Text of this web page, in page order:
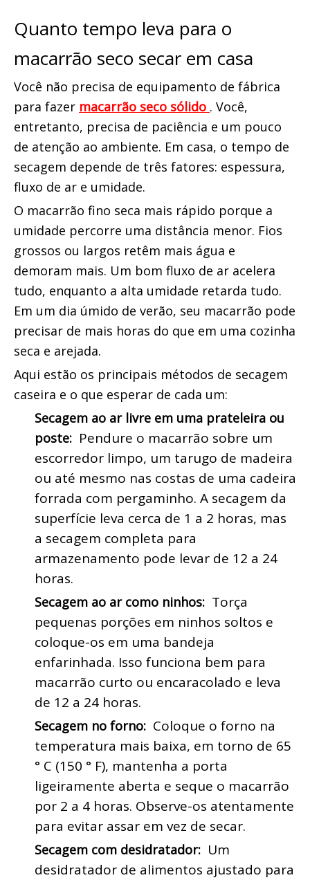
Quanto tempo leva para o
macarrão seco secar em casa
Você não precisa de equipamento de fábrica
para fazer macarrão seco sólido . Você,
entretanto, precisa de paciência e um pouco
de atenção ao ambiente. Em casa, o tempo de
secagem depende de três fatores: espessura,
fluxo de ar e umidade.
O macarrão fino seca mais rápido porque a
umidade percorre uma distância menor. Fios
grossos ou largos retêm mais água e
demoram mais. Um bom fluxo de ar acelera
tudo, enquanto a alta umidade retarda tudo.
Em um dia úmido de verão, seu macarrão pode
precisar de mais horas do que em uma cozinha
seca e arejada.
Aqui estão os principais métodos de secagem
caseira e o que esperar de cada um:
Secagem ao ar livre em uma prateleira ou
poste: Pendure o macarrão sobre um
escorredor limpo, um tarugo de madeira
ou até mesmo nas costas de uma cadeira
forrada com pergaminho. A secagem da
superfície leva cerca de 1 a 2 horas, mas
a secagem completa para
armazenamento pode levar de 12 a 24
horas.
Secagem ao ar como ninhos: Torça
pequenas porções em ninhos soltos e
coloque-os em uma bandeja
enfarinhada. Isso funciona bem para
macarrão curto ou encaracolado e leva
de 12 a 24 horas.
Secagem no forno: Coloque o forno na
temperatura mais baixa, em torno de 65
° C (150 ° F), mantenha a porta
ligeiramente aberta e seque o macarrão
por 2 a 4 horas. Observe-os atentamente
para evitar assar em vez de secar.
Secagem com desidratador: Um
desidratador de alimentos ajustado para